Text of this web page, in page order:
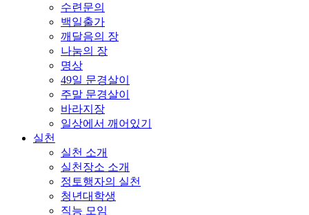
수련문의
백일출가
깨달음의 장
나눔의 장
명상
49일 문경살이
주말 문경살이
바라지장
일상에서 깨어있기
실천
실천 소개
실천장소 소개
정토행자의 실천
청년대학생
직능 모임